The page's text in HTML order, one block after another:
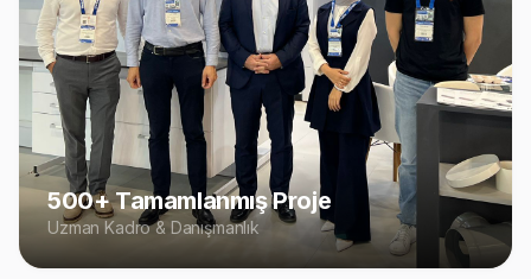
500+ Tamamlanmış Proje
Uzman Kadro & Danışmanlık